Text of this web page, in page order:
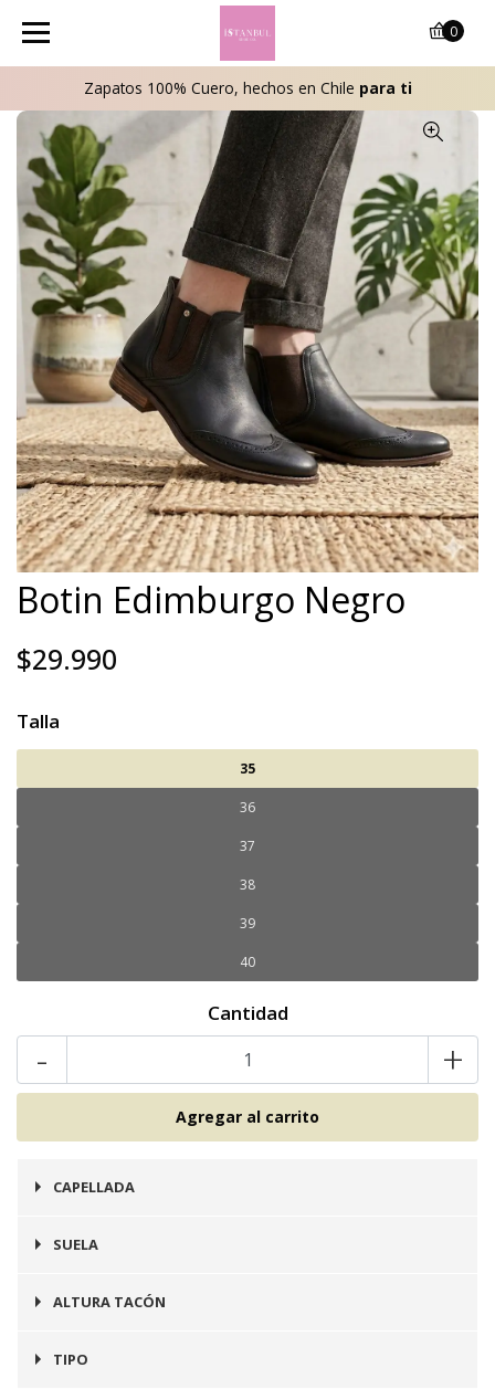
Zapatos 100% Cuero, hechos en Chile para ti
0
Botin Edimburgo Negro
$29.990
Talla
35
36
37
38
39
40
Cantidad
- +
CAPELLADA
Cuero
SUELA
Goma
ALTURA TACÓN
2 cms
TIPO